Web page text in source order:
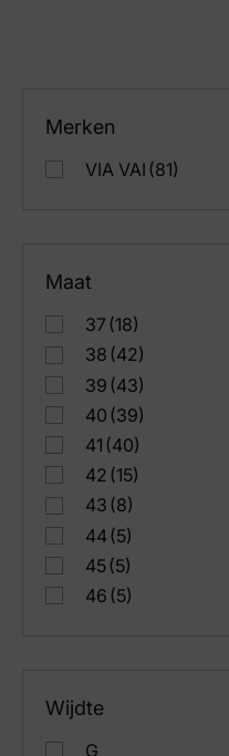
Merken
VIA VAI (81)
Maat
37 (18)
38 (42)
39 (43)
40 (39)
41 (40)
42 (15)
43 (8)
44 (5)
45(5)
46 (5)
Wijdte
G